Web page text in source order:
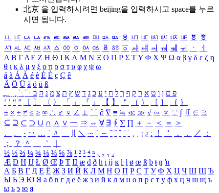
北京 을 입력하시려면 beijing을 입력하시고 space를 누르
시면 됩니다.
ㅥ ㅦ ㅧ ㅨ ㅩ ㅪ ㅫ ㅬ ㅭ ㅮ ㅯ ㅰ ㅱ ㅲ ㅳ ㅴ ㅵ ㅶ ㅷ ㅸ
ㅹ
ㅺ ㅻ ㅼ ㅽ ㅾ ㅿ ㆀ ㆁ ㆂ ㆃ ㆄ ㆅ ㆆ ㆇ ㆈ ㆉ ㆊ ㆋ ㆌ ㆍ
ㆎ
Α Β ΓΔ Ε Ζ Η Θ Ι ΚΛ Μ Ν Ξ Ο Π Ρ Σ ΤΥ Φ Χ Ψ Ω α β γ δ ε ζ η
θ ι κ λ μ ν ξ ο π ρ σ τ υ φ χ ψ ω
á à Á À é è É È ç Ç ê
Ä Ö Ü ä ö ü ß
ִֶֹ ֻּ ׁׂ פ ם ן ו ט א ר ק ף ך ל ח י ע כ ג ד ש ץ ת צ מ נ ה ב
‘ ’ “ ” 〔 〕 〈 〉 「 」 『 』 【 】 ＂ （ ） ［ ］ ｛ ｝
± × ÷ ≠ ≤ ≥ ∞ ∴ ♂ ♀ ∠ ⊥ ⌒ ∂ ∇ ≡ ≒ ≪ ≫ √ ∽ ∝ ∵ ∫ ∬ ∈ ∋
⊆ ⊇ ⊂ ⊃ ∪ ∩ ∧ ∨ ￢ ⇒ ⇔ ∀ ∃ ∮ ∑ ∏ ＋ － ＜ ＝
＞
、
。 · ‥ … ¨ 〃 ― ＼ ∼ ´ ～ ˇ ˘ ˝ ˚ ˙ ¸ ¡ ¿ ː ！ ＇ ， ． ／
：
；
？ ＾ ｀
½ ⅓ ⅔ ¼ ¾ ⅛ ⅜ ⅝ ⅞ ¹ ² ³ ⁴ ⁿ ₁ ₂ ₃ ₄
Æ Ð Ħ Ĳ Ł Ø Œ Þ Ŧ Ŋ æ đ ð ħ ı ĳ ĸ ŀ ł ø œ ß þ ŧ ŋ ŉ
А Б В Г Д Е Ё Ж З И Й К Л М Н О П Р С Т У Ф Х Ц Ч Ш Щ Ъ
Ы Ь Э Ю Я а б в г д е ё ж з и й к л м н о п р с т у ф х ц ч ш щ ъ
ы ь э ю я